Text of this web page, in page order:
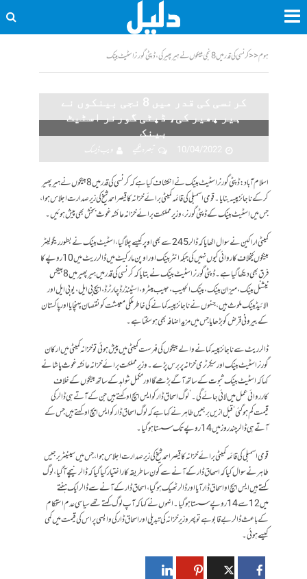
ہوم<<کرنسی کی قدر میں 8 نجی بینکوں نے ہیر پھیر کی، ڈپٹی گورنر اسٹیٹ بینک
کرنسی کی قدر میں 8 نجی بینکوں نے
ہیر پھیر کی، ڈپٹی گورنر اسٹیٹ
بینک
10/04/2022
تبصرہ لکھیے ویب ڈیسک
اسلام آباد: ڈپٹی گورنر اسٹیٹ بینک نے انکشاف کیا ہے کہ کرنسی کی قدر میں 8 بینکوں نے ہیر پھیر
کر کے ناجائز پیسہ بنایا۔ قومی اسمبلی کی قائمہ کمیٹی برائے خزانہ کا قیصر احمد شیخ کی زیر صدارت اجلاس ہوا،
جس میں اسٹیٹ بینک کے ڈپٹی گورنر، وزیرمملکت برائے خزانہ عائشہ غوث بخش بھی پیش ہوئیں۔
کمیٹی اراکین نے سوال اٹھایا کہ ڈالر 245 سے بھی اوپر کیسے چلا گیا، اسٹیٹ بینک نے بطور ریگولیٹر
بینکوں کیخلاف کاروائی کیوں نہیں کی جبکہ انٹربینک اور اوپن مارکیٹ میں ڈالر ریٹ میں 10 روپے کا
فرق بھی دیکھا گیا ہے۔ ڈپٹی گورنر اسٹیٹ بینک نے بتایا کہ کرنسی کی قدر میں ہیر پھیر میں 8 بینکس
نیشنل بینک، میزان بینک، بینک الحبیب، حبیب میٹرو، اسٹینڈرڈ چارٹرڈ، ایچ بی ایل، یو بی ایل اور
الائیڈ بینک ملوث ہیں، جنہوں نے ناجائز پیسہ کمانے کی خاطر ملکی معیشت کو نقصان پہنچایا اور پاکستان
کے بیرونی قرض کو بڑھایا جس میں مزید اضافہ بھی ہوسکتا ہے۔
ڈالر ریٹ سے ناجائز پیسہ کمانے والے بینکوں کی فہرست کمیٹی میں پیش ہوئی تو خزانہ کمیٹی میں ارکان
گورنر اسٹیٹ بینک اور سیکرٹری خزانہ پر برس پڑے۔ وزیر مملکت برائے خزانہ عائشہ غوث پاشا نے
کہا کہ اسٹیٹ بینک ثبوت کے ساتھ آگے بڑھے گا اور مکمل شواہد کے ساتھ بینکوں کے خلاف
کارروائی عمل میں لائی جائے گی۔’لوگ اسحاق ڈار کو ایس ایچ او کہتے ہیں جن کے آتے ہی ڈالر کی
قیمت کم ہوگئی‘ قبل ازیں برجیس طاہر نے کہا ہے کہ لوگ اسحاق ڈار کو ایس ایچ او کہتے ہیں جس کے
آتے ہی ڈالر چند روز میں 14 روپے تک سستا ہوگیا۔
قومی اسمبلی کی قائمہ کمیٹی برائے خزانہ کا قیصر احمد شیخ کی زیر صدارت اجلاس ہوا، جس میں سینیٹر برجیس
طاہر نے سوال کیا کہ اسھاق ڈار کے آنے سے کون سا طریقہ کار اختیار کیا گیا کہ ڈالر نیچے آگیا، لوگ
کہتے ہیں ایس ایچ او اسحاق ڈار آیا اور ڈالر ٹھیک ہوگیا، اسحاق ڈار کے آنے سے ڈالر ایک ہفتے
میں 12 سے 14 روپے سستا ہوگیا۔ انہوں نے کہا کہ آپ لوگ کہتے تھے سیاسی عدم استحکام
کے باعث ڈالر بے قابو ہے تو پھر وزیر خزانہ کی تبدیلی اور اسحاق ڈار کی واپسی پر اس کی قیمت میں کمی
کیسے ہوئی۔